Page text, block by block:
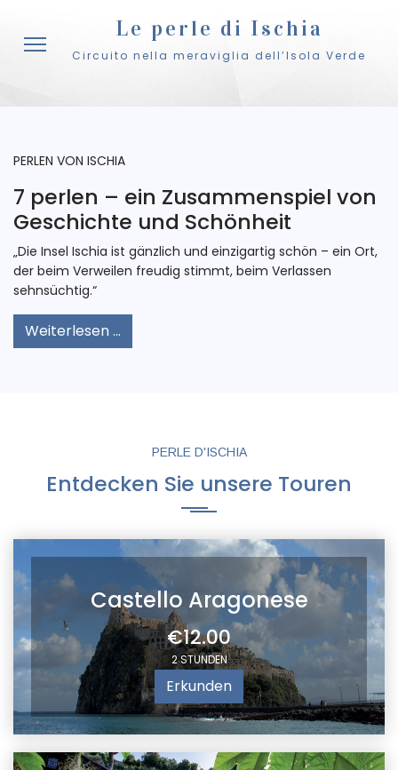
Le perle di Ischia
Circuito nella meraviglia dell’Isola Verde
PERLEN VON ISCHIA
7 perlen – ein Zusammenspiel von
Geschichte und Schönheit
„Die Insel Ischia ist gänzlich und einzigartig schön – ein Ort,
der beim Verweilen freudig stimmt, beim Verlassen
sehnsüchtig.“
Weiterlesen ...
PERLE D'ISCHIA
Entdecken Sie unsere Touren
Castello Aragonese
€12.00
2 STUNDEN
Erkunden